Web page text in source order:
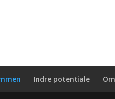
Indre potentiale Om